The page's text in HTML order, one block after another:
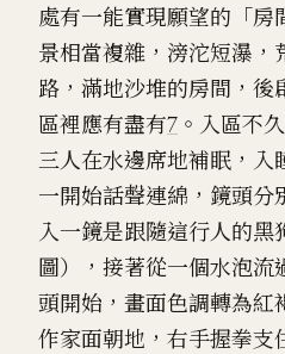
處有一能實現願望的「房
景相當複雜，滂沱短瀑，
路，滿地沙堆的房間，後
區裡應有盡有7 。入區不
三人在水邊席地補眠，入
一開始話聲連綿，鏡頭分
入一鏡是跟隨這行人的黑
圖），接著從一個水泡流
頭開始，畫面色調轉為紅
作家面朝地，右手握拳支